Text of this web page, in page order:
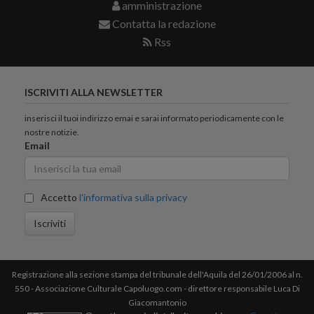
amministrazione
Contatta la redazione
Rss
ISCRIVITI ALLA NEWSLETTER
inserisci il tuoi indirizzo emai e sarai informato periodicamente con le
nostre notizie.
Email
Accetto l'informativa sulla privacy
Iscriviti
Registrazione alla sezione stampa del tribunale dell'Aquila del 26/01/2006 al n.
550 - Associazione Culturale Capoluogo.com - direttore responsabile Luca Di
Giacomantonio